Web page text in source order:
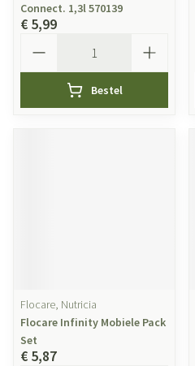
Connect. 1,3l 570139
€ 5,99
Bestel
Flocare, Nutricia
Flocare Infinity Mobiele Pack
Set
€ 5,87